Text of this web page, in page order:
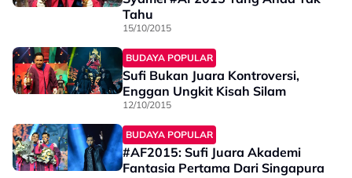
Tahu
15/10/2015
BUDAYA POPULAR
Sufi Bukan Juara Kontroversi,
Enggan Ungkit Kisah Silam
12/10/2015
BUDAYA POPULAR
#AF2015: Sufi Juara Akademi
Fantasia Pertama Dari Singapura